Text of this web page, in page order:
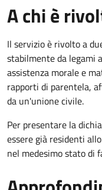
A chi è
Il servizio è rivolto a
stabilmente da legami
assistenza morale e
rapporti di parentela,
da un'unione civile.
Per presentare la
essere già residenti
nel medesimo stato di